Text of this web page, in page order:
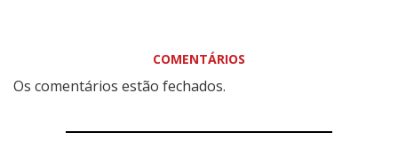
COMENTÁRIOS
Os comentários estão fechados.